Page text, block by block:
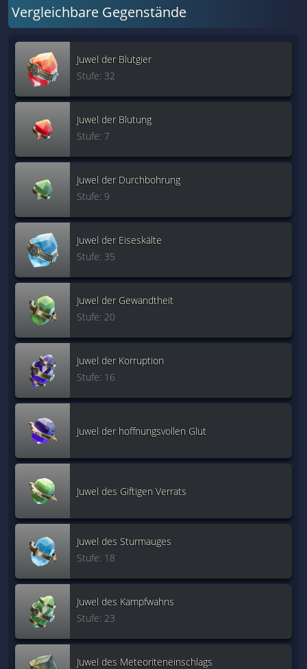
Vergleichbare Gegenstände
Juwel der Blutgier
Stufe: 32
Juwel der Blutung
Stufe: 7
Juwel der Durchbohrung
Stufe: 9
Juwel der Eiseskälte
Stufe: 35
Juwel der Gewandtheit
Stufe: 20
Juwel der Korruption
Stufe: 16
Juwel der hoffnungsvollen Glut
Juwel des Giftigen Verrats
Juwel des Sturmauges
Stufe: 18
Juwel des Kampfwahns
Stufe: 23
Juwel des Meteoriteneinschlags